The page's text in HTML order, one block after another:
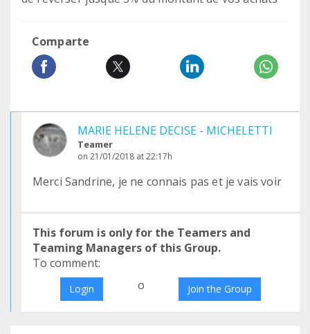
Comparte
MARIE HELENE DECISE - MICHELETTI
Teamer
on 21/01/2018 at 22:17h
Merci Sandrine, je ne connais pas et je vais voir
This forum is only for the Teamers and
Teaming Managers of this Group.
To comment:
Login o Join the Group